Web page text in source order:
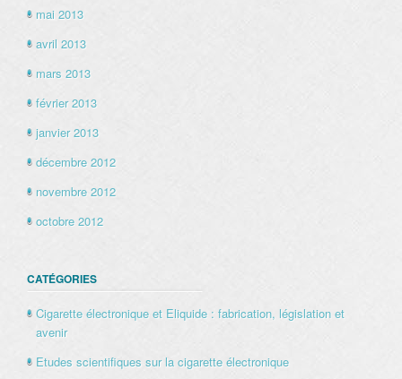
mai 2013
avril 2013
mars 2013
février 2013
janvier 2013
décembre 2012
novembre 2012
octobre 2012
CATÉGORIES
Cigarette électronique et Eliquide : fabrication, législation et
avenir
Etudes scientifiques sur la cigarette électronique